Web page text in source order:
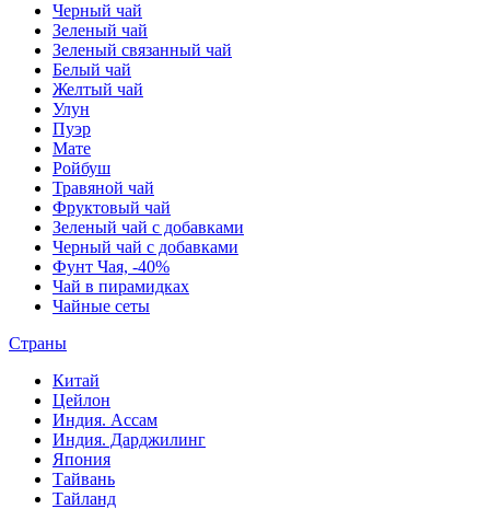
Черный чай
Зеленый чай
Зеленый связанный чай
Белый чай
Желтый чай
Улун
Пуэр
Мате
Ройбуш
Травяной чай
Фруктовый чай
Зеленый чай с добавками
Черный чай с добавками
Фунт Чая, -40%
Чай в пирамидках
Чайные сеты
Страны
Китай
Цейлон
Индия. Ассам
Индия. Дарджилинг
Япония
Тайвань
Тайланд